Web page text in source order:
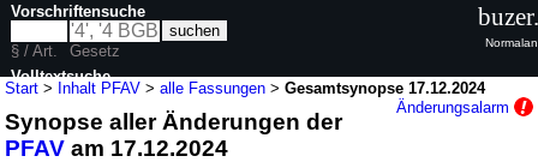
Start > Inhalt PFAV >alle Fassungen >Gesamtsynopse 17.12.2024
Änderungsalarm
Synopse aller Änderungen der
PFAV am 17.12.2024
Vorschriftensuche
§ / Art.
Gesetz
Volltextsuche
nur in PFAV